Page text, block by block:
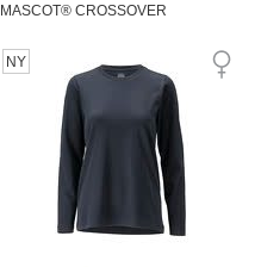
MASCOT® CROSSOVER
NY